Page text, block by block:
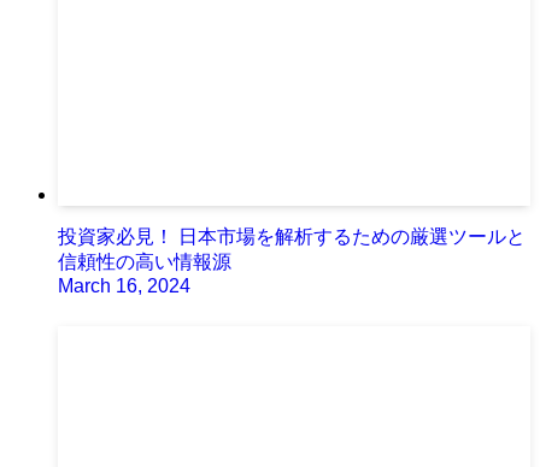
投資家必見！ 日本市場を解析するための厳選ツールと
信頼性の高い情報源
March 16, 2024